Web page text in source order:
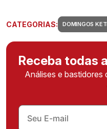
CATEGORIAS: DOMINGOS
Receba todas
Análises e bastidores